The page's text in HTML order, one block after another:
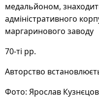
медальйоном,
адміністративного
маргаринового заводу
70-ті рр.
Авторство
Фото: Ярослав Кузнєцов